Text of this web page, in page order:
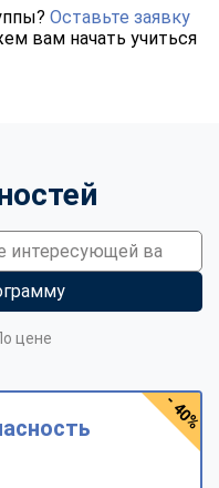
Оставьте заявку
вам начать учиться
цене
- 40%